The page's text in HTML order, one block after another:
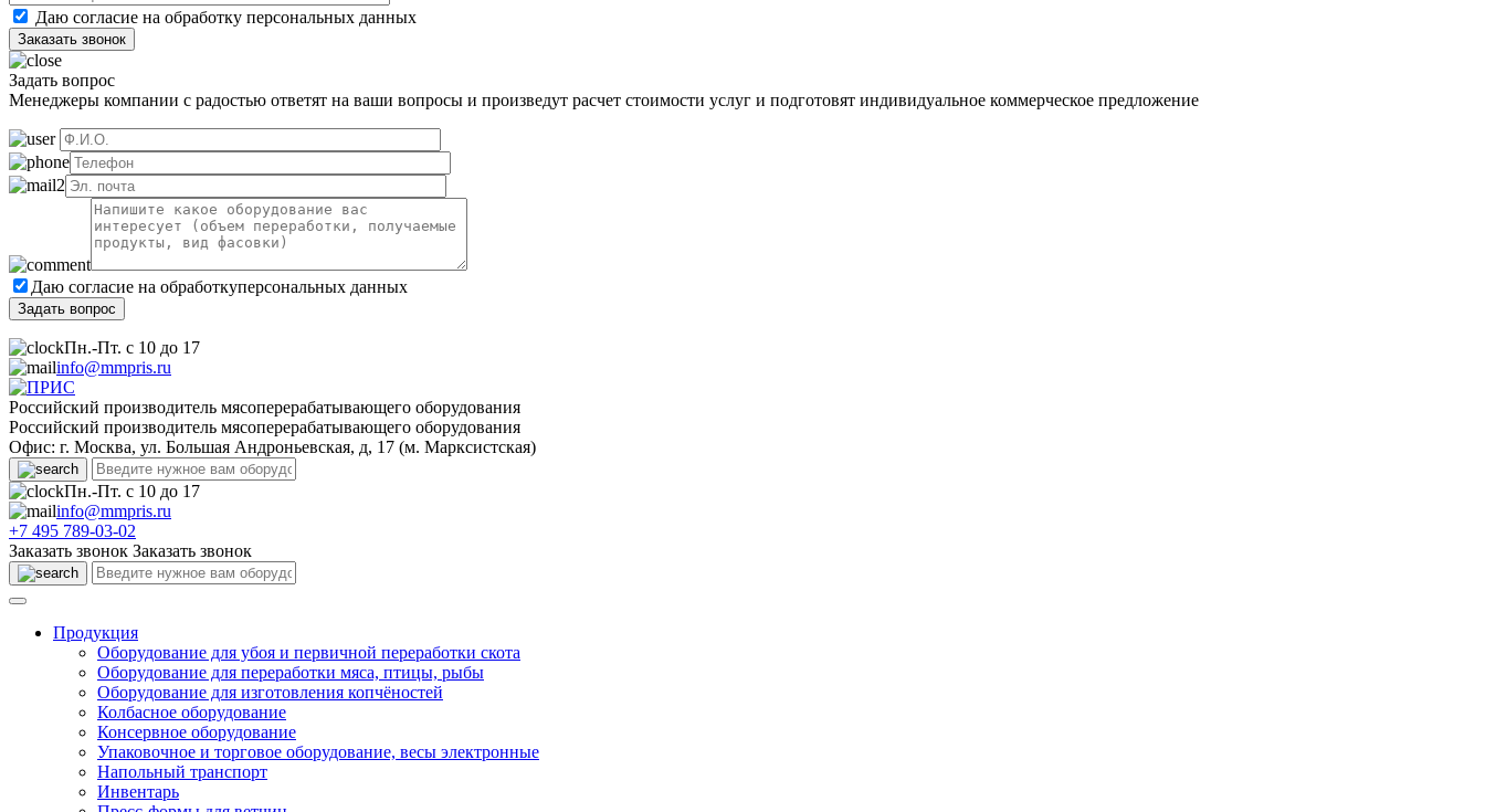
Даю согласие на обработку персональных данных
Задать вопрос
Менеджеры компании с радостью ответят на ваши вопросы и произведут расчет стоимости услуг и подготовят индивидуальное коммерческое предложение
Даю согласие на обработкуперсональных данных
Пн.-Пт. с 10 до 17
info@mmpris.ru
Российский производитель мясоперерабатывающего оборудования
Российский производитель мясоперерабатывающего оборудования
Офис: г. Москва, ул. Большая Андроньевская, д, 17 (м. Марксистская)
Пн.-Пт. с 10 до 17
info@mmpris.ru
+7 495 789-03-02
Заказать звонок Заказать звонок
Продукция
Оборудование для убоя и первичной переработки скота
Оборудование для переработки мяса, птицы, рыбы
Оборудование для изготовления копчёностей
Колбасное оборудование
Консервное оборудование
Упаковочное и торговое оборудование, весы электронные
Напольный транспорт
Инвентарь